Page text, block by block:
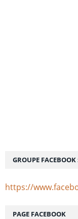
PAGE FACEBOOK
GROUPE
https://